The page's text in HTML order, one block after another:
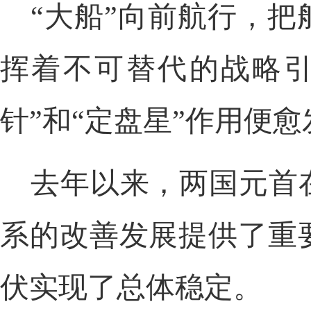
“大船”向前航行，
挥着不可替代的战略
针”和“定盘星”作用便
去年以来，两国元首
系的改善发展提供了
伏实现了总体稳定。